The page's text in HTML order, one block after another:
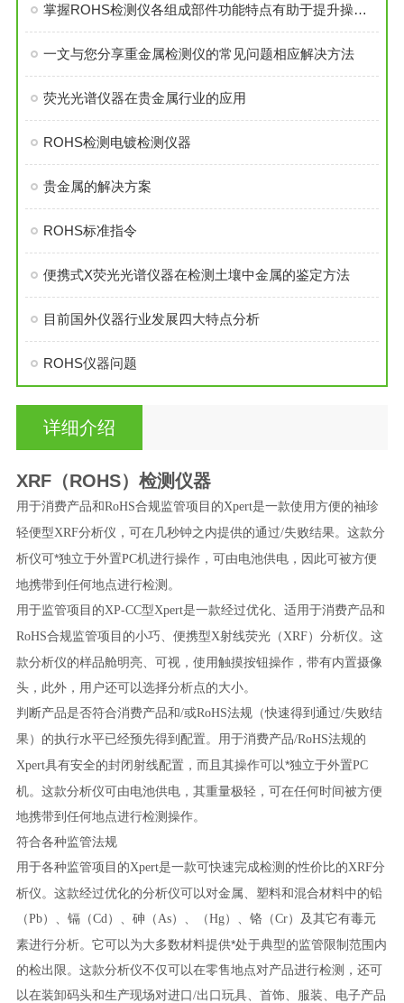
掌握ROHS检测仪各组成部件功能特点有助于提升操作效率与数据可靠性
一文与您分享重金属检测仪的常见问题相应解决方法
荧光光谱仪器在贵金属行业的应用
ROHS检测电镀检测仪器
贵金属的解决方案
ROHS标准指令
便携式X荧光光谱仪器在检测土壤中金属的鉴定方法
目前国外仪器行业发展四大特点分析
ROHS仪器问题
详细介绍
XRF（ROHS）检测仪器
用于消费产品和RoHS合规监管项目的Xpert是一款使用方便的袖珍
轻便型XRF分析仪，可在几秒钟之内提供的通过/失败结果。这款分
析仪可*独立于外置PC机进行操作，可由电池供电，因此可被方便
地携带到任何地点进行检测。
用于监管项目的XP-CC型Xpert是一款经过优化、适用于消费产品和
RoHS合规监管项目的小巧、便携型X射线荧光（ XRF）分析仪。这
款分析仪的样品舱明亮、可视，使用触摸按钮操作，带有内置摄像
头，此外，用户还可以选择分析点的大小。
判断产品是否符合消费产品和/或RoHS法规（快速得到通过/失败结
果）的执行水平已经预先得到配置。用于消费产品/RoHS法规的
Xpert具有安全的封闭射线配置，而且其操作可以*独立于外置PC
机。这款分析仪可由电池供电，其重量极轻，可在任何时间被方便
地携带到任何地点进行检测操作。
符合各种监管法规
用于各种监管项目的Xpert是一款可快速完成检测的性价比的XRF分
析仪。这款经过优化的分析仪可以对金属、塑料和混合材料中的铅
（Pb）、镉（Cd ）、砷（ As）、（Hg）、铬（Cr）及其它有毒元
素进行分析。它可以为大多数材料提供*处于典型的监管限制范围内
的检出限。这款分析仪不仅可以在零售地点对产品进行检测，还可
以在装卸码头和生产现场对进口/出口玩具、首饰、服装、电子产品